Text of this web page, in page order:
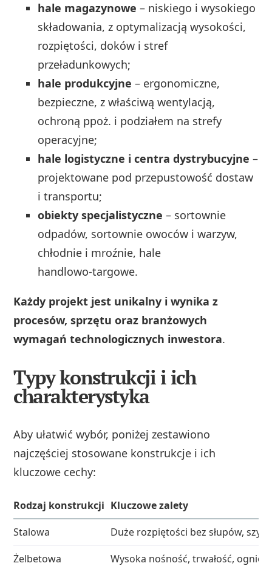
hale magazynowe – niskiego i wysokiego
składowania, z optymalizacją wysokości,
rozpiętości, doków i stref
przeładunkowych;
hale produkcyjne – ergonomiczne,
bezpieczne, z właściwą wentylacją,
ochroną ppoż. i podziałem na strefy
operacyjne;
hale logistyczne i centra dystrybucyjne –
projektowane pod przepustowość dostaw
i transportu;
obiekty specjalistyczne – sortownie
odpadów, sortownie owoców i warzyw,
chłodnie i mroźnie, hale
handlowo‑targowe.
Każdy projekt jest unikalny i wynika z
procesów, sprzętu oraz branżowych
wymagań technologicznych inwestora.
Typy konstrukcji i ich
charakterystyka
Aby ułatwić wybór, poniżej zestawiono
najczęściej stosowane konstrukcje i ich
kluczowe cechy:
Rodzaj konstrukcji Kluczowe zalety
Stalowa
Duże rozpiętości bez słupów,
Żelbetowa
Wysoka nośność, trwałość,